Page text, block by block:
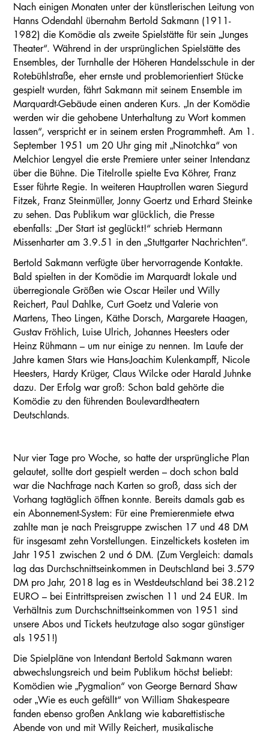
Nach einigen Monaten unter der künstlerischen Leitung von
Hanns Odendahl übernahm Bertold Sakmann (1911-
1982) die Komödie als zweite Spielstätte für sein „Junges
Theater“. Während in der ursprünglichen Spielstätte des
Ensembles, der Turnhalle der Höheren Handelsschule in der
Rotebühlstraße, eher ernste und problemorientiert Stücke
gespielt wurden, fährt Sakmann mit seinem Ensemble im
Marquardt-Gebäude einen anderen Kurs. „In der Komödie
werden wir die gehobene Unterhaltung zu Wort kommen
lassen“, verspricht er in seinem ersten Programmheft. Am 1.
September 1951 um 20 Uhr ging mit „Ninotchka“ von
Melchior Lengyel die erste Premiere unter seiner Intendanz
über die Bühne. Die Titelrolle spielte Eva Köhrer, Franz
Esser führte Regie. In weiteren Hauptrollen waren Siegurd
Fitzek, Franz Steinmüller, Jonny Goertz und Erhard Steinke
zu sehen. Das Publikum war glücklich, die Presse
ebenfalls: „Der Start ist geglückt!“ schrieb Hermann
Missenharter am 3.9.51 in den „Stuttgarter Nachrichten“.
Bertold Sakmann verfügte über hervorragende Kontakte.
Bald spielten in der Komödie im Marquardt lokale und
überregionale Größen wie Oscar Heiler und Willy
Reichert, Paul Dahlke, Curt Goetz und Valerie von
Martens, Theo Lingen, Käthe Dorsch, Margarete Haagen,
Gustav Fröhlich, Luise Ulrich, Johannes Heesters oder
Heinz Rühmann – um nur einige zu nennen. Im Laufe der
Jahre kamen Stars wie Hans-Joachim Kulenkampff, Nicole
Heesters, Hardy Krüger, Claus Wilcke oder Harald Juhnke
dazu. Der Erfolg war groß: Schon bald gehörte die
Komödie zu den führenden Boulevardtheatern
Deutschlands.
Nur vier Tage pro Woche, so hatte der ursprüngliche Plan
gelautet, sollte dort gespielt werden – doch schon bald
war die Nachfrage nach Karten so groß, dass sich der
Vorhang tagtäglich öffnen konnte. Bereits damals gab es
ein Abonnement-System: Für eine Premierenmiete etwa
zahlte man je nach Preisgruppe zwischen 17 und 48 DM
für insgesamt zehn Vorstellungen. Einzeltickets kosteten im
Jahr 1951 zwischen 2 und 6 DM. (Zum Vergleich: damals
lag das Durchschnittseinkommen in Deutschland bei 3.579
DM pro Jahr, 2018 lag es in Westdeutschland bei 38.212
EURO – bei Eintrittspreisen zwischen 11 und 24 EUR. Im
Verhältnis zum Durchschnittseinkommen von 1951 sind
unsere Abos und Tickets heutzutage also sogar günstiger
als 1951!)
Die Spielpläne von Intendant Bertold Sakmann waren
abwechslungsreich und beim Publikum höchst beliebt:
Komödien wie „Pygmalion“ von George Bernard Shaw
oder „Wie es euch gefällt“ von William Shakespeare
fanden ebenso großen Anklang wie kabarettistische
Abende von und mit Willy Reichert, musikalische